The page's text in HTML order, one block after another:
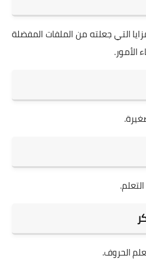
التي جعلته من الملفات المفضلة
الأمور.
الحروف.